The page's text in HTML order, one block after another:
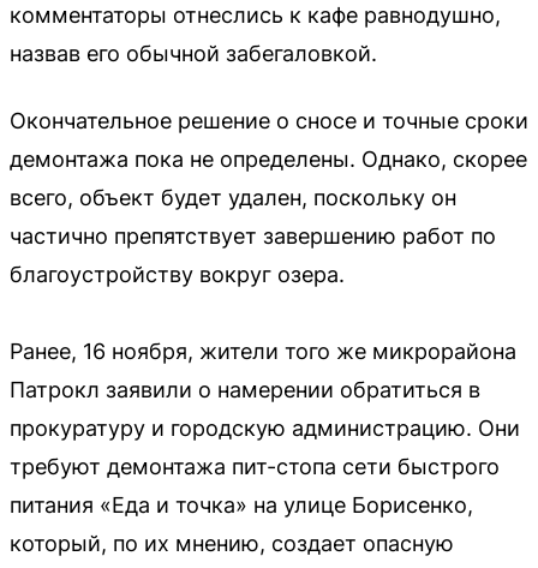
комментаторы отнеслись к кафе равнодушно,
назвав его обычной забегаловкой.
Окончательное решение о сносе и точные сроки
демонтажа пока не определены. Однако, скорее
всего, объект будет удален, поскольку он
частично препятствует завершению работ по
благоустройству вокруг озера.
Ранее, 16 ноября, жители того же микрорайона
Патрокл заявили о намерении обратиться в
прокуратуру и городскую администрацию. Они
требуют демонтажа пит-стопа сети быстрого
питания «Еда и точка» на улице Борисенко,
который, по их мнению, создает опасную